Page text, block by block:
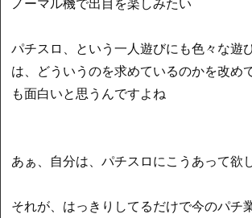
パチスロ、という一人遊びにも色々な遊
は、どういうのを求めているのかを改め
も面白いと思うんですよね
あぁ、自分は、パチスロにこうあって欲
それが、はっきりしてるだけで今のパチ